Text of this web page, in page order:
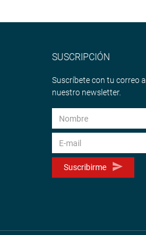
SUSCRIPCIÓN
Suscríbete con tu correo a
nuestro newsletter.
Suscribirme